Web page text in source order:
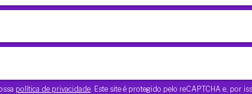
política de privacidade . Este site é protegido pelo reCAPTCHA e, por